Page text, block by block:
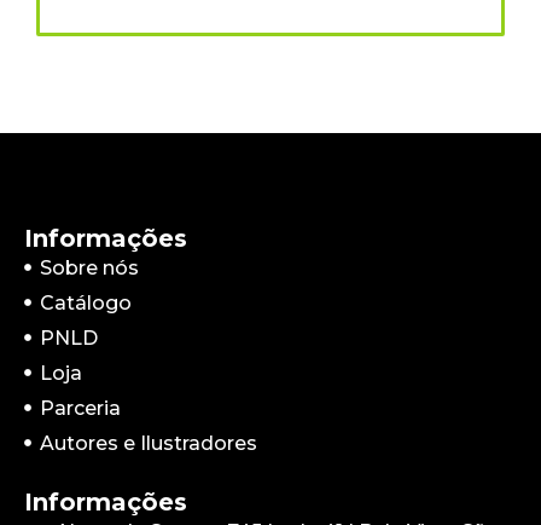
Informações
Sobre nós
Catálogo
PNLD
Loja
Parceria
Autores e Ilustradores
Informações